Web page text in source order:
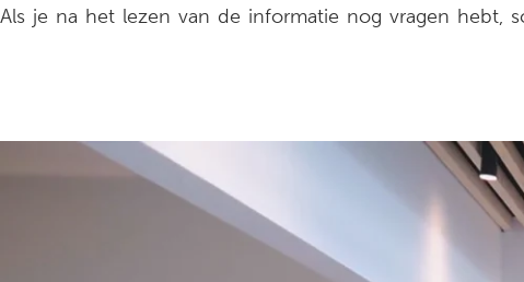
Als je na het lezen van de informatie nog vragen hebt,